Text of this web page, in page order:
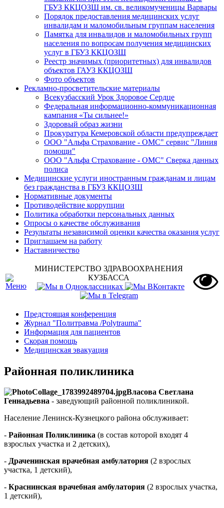
ГБУЗ ККЦОЗШ им. св. великомученицы Варвары
Порядок предоставления медицинских услуг
инвалидам и маломобильным группам населения
Памятка для инвалидов и маломобильных групп
населения по вопросам получения медицинских
услуг в ГБУЗ ККЦОЗШ
Реестр значимых (приоритетных) для инвалидов
объектов ГАУЗ ККЦОЗШ
Фото объектов
Рекламно-просветительские материалы
Всекузбасский Урок Здоровое Сердце
Федеральная информационно-коммуникационная
кампания «Ты сильнее!»
Здоровый образ жизни
Прокуратура Кемеровской области предупреждает
ООО "Альфа Страхование - ОМС" сервис "Линия
помощи"
ООО "Альфа Страхование - ОМС" Сверка данных
полиса
Медицинские услуги иностранным гражданам и лицам
без гражданства в ГБУЗ ККЦОЗШ
Нормативные документы
Противодействие коррупции
Политика обработки персональных данных
Опросы о качестве обслуживания
Результаты независимой оценки качества оказания услуг
Приглашаем на работу
Наставничество
МИНИСТЕРСТВО ЗДРАВООХРАНЕНИЯ
КУЗБАССА
Предстоящая конференция
Журнал "Политравма /Polytrauma"
Информация для пациентов
Скорая помощь
Медицинская эвакуация
Районная поликлиника
Власова Светлана
Геннадьевна - заведующий районной поликлиникой.
Население Ленинск-Кузнецкого района обслуживает:
- Районная Поликлиника (в состав которой входят 4
взрослых участка и 2 детских),
- Драченинская врачебная амбулатория (2 взрослых
участка, 1 детский),
- Краснинская врачебная амбулатория (2 взрослых участка,
1 детский),